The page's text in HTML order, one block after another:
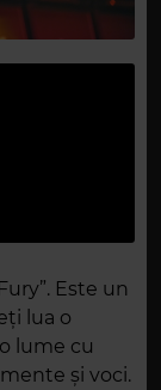
Este un
lua o
lume cu
și voci.